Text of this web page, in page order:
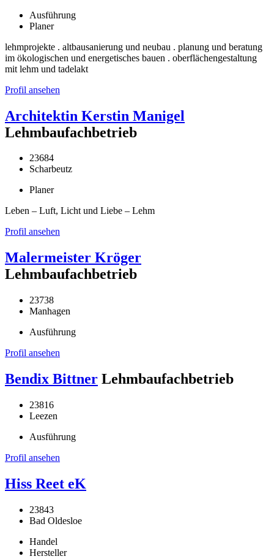
Ausführung
Planer
lehmprojekte . altbausanierung und neubau . planung und beratung
im ökologischen und energetisches bauen . oberflächengestaltung
mit lehm und tadelakt
Profil ansehen
Architektin Kerstin Manigel
Lehmbaufachbetrieb
23684
Scharbeutz
Planer
Leben – Luft, Licht und Liebe – Lehm
Profil ansehen
Malermeister Kröger
Lehmbaufachbetrieb
23738
Manhagen
Ausführung
Profil ansehen
Bendix Bittner Lehmbaufachbetrieb
23816
Leezen
Ausführung
Profil ansehen
Hiss Reet eK
23843
Bad Oldesloe
Handel
Hersteller